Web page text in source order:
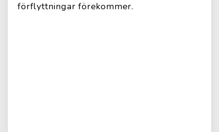
förflyttningar förekommer.